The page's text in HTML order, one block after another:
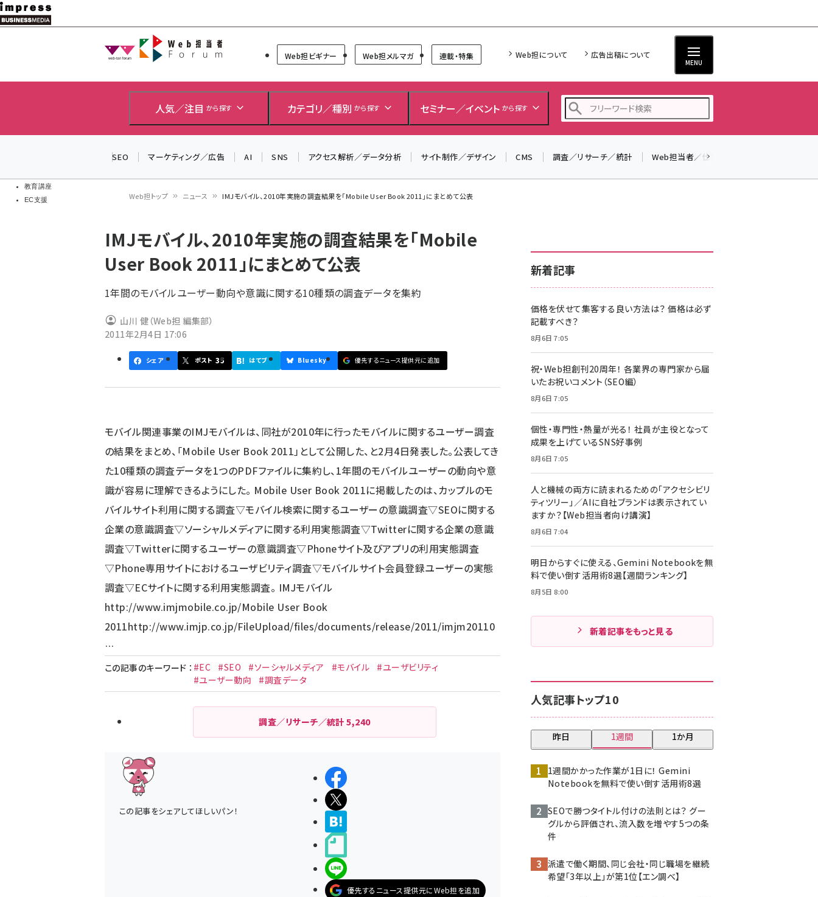
メ
イ
教育講座
EC支援
Web担当者Forum
Web担ビギナー Web担メルマガ 連載・特集 Web担について 広告出稿について
MENU
人気／注目 から探す カテゴリ／種別 から探す セミナー／イベント から探す
z世代 (1620)
meo (1274)
SEO マーケティング／広告 AI SNS アクセス解析／データ分析 サイト制作／デザイン CMS 調査／リサーチ／統計 Web担当者／仕事
ン
く
ず
Web担トップ ニュース IMJモバイル、2010年実施の調査結果を「Mobile User Book 2011」にまとめて公表
IMJモバイル、2010年実施の調査結果を「Mobile
User Book 2011」にまとめて公表
1年間のモバイルユーザー動向や意識に関する10種類の調査データを集約
山川 健（Web担 編集部）
2011年2月4日 17:06
シェア ポスト 35 はてブ Bluesky 優先するニュース提供元に追加
モバイル関連事業のIMJモバイルは、同社が2010年に行ったモバイルに関するユーザー調査
の結果をまとめ、「Mobile User Book 2011」として公開した、と2月4日発表した。公表してき
た10種類の調査データを1つのPDFファイルに集約し、1年間のモバイルユーザーの動向や意
識が容易に理解できるようにした。 Mobile User Book 2011に掲載したのは、カップルのモ
バイルサイト利用に関する調査▽モバイル検索に関するユーザーの意識調査▽SEOに関する
企業の意識調査▽ソーシャルメディアに関する利用実態調査▽Twitterに関する企業の意識
調査▽Twitterに関するユーザーの意識調査▽Phoneサイト及びアプリの利用実態調査
▽Phone専用サイトにおけるユーザビリティ調査▽モバイルサイト会員登録ユーザーの実態
調査▽ECサイトに関する利用実態調査。 IMJモバイル
http://www.imjmobile.co.jp/Mobile User Book
2011http://www.imjp.co.jp/FileUpload/files/documents/release/2011/imjm20110
…
この記事のキーワード ： #EC #SEO #ソーシャルメディア #モバイル
#ユーザビリティ
#ユーザー動向
#調査データ
調査／リサーチ／統計5,240
この記事をシェアしてほしいパン！
シェアする
ポストする
LINEで送る
優先するニュース提供元にWeb担を追加
新着記事
価格を伏せて集客する良い方法は？ 価格は必ず
記載すべき？
8月6日 7:05
祝・Web担創刊20周年！ 各業界の専門家から届
いたお祝いコメント（SEO編）
8月6日 7:05
個性・専門性・熱量が光る！ 社員が主役となって
成果を上げているSNS好事例
8月6日 7:05
人と機械の両方に読まれるための「アクセシビリ
ティツリー」／AIに自社ブランドは表示されてい
ますか？【Web担当者向け講演】
8月6日 7:04
明日からすぐに使える、Gemini Notebookを無
料で使い倒す活用術8選【週間ランキング】
8月5日 8:00
新着記事をもっと見る
人気記事トップ10
昨日 1週間 1か月
1週間かかった作業が1日に！ Gemini
Notebookを無料で使い倒す活用術8選
SEOで勝つタイトル付けの法則とは？ グー
グルから評価され、流入数を増やす5つの条
件
派遣で働く期間、同じ会社・同じ職場を継続
希望「3年以上」が第1位【エン調べ】
＼ 読者アンケートにご協力ください ／
7月24日で創刊20周年。ご回答者には抽選でプレゼントを
▼アンケートページはこちらから▼